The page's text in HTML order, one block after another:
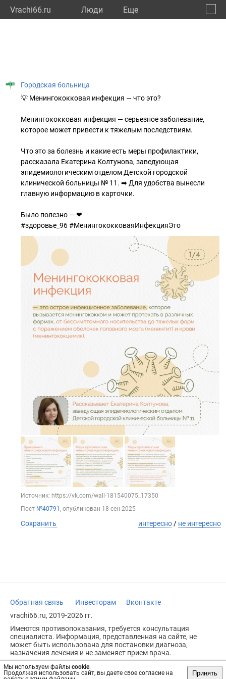
Vrachi66.ru Люди Eще
Мы используем файлы cookie.
Продолжая использовать сайт, вы даете свое согласие на
Принять
Городская больница
💡 Менингококковая инфекция — что это?
Менингококковая инфекция — серьезное заболевание,
которое может привести к тяжелым последствиям.
Что это за болезнь и какие есть меры профилактики,
рассказала Екатерина Колтунова, заведующая
эпидемиологическим отделом Детской городской
клинической больницы № 11. ➡ Для удобства вынесли
главную информацию в карточки.
Было полезно — ❤
#здоровье_96 #МенингококковаяИнфекцияЭто
Источник: https://vk.com/wall-181540075_17350
Пост №40791 , опубликован 18 сен 2025
Сохранить интересно / не интересно
Обратная связь Инвесторам
Вконтакте
vrachi66.ru, 2019-2026 гг.
Имеются противопоказания, требуется консультация
специалиста. Информация, представленная на сайте, не
может быть использована для постановки диагноза,
назначения лечения и не заменяет прием врача.
Возрастное ограничение: 18+